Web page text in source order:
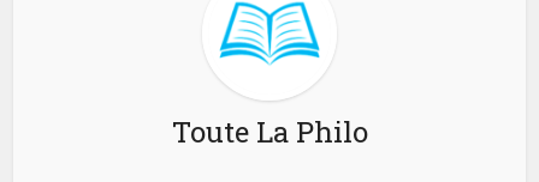
Toute La Philo